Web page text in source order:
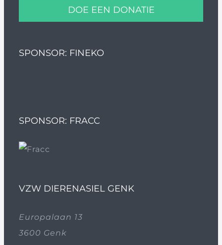
DOE EEN DONATIE
SPONSOR: FINEKO
SPONSOR: FRACC
VZW DIERENASIEL GENK
Europalaan 13
3600 Genk